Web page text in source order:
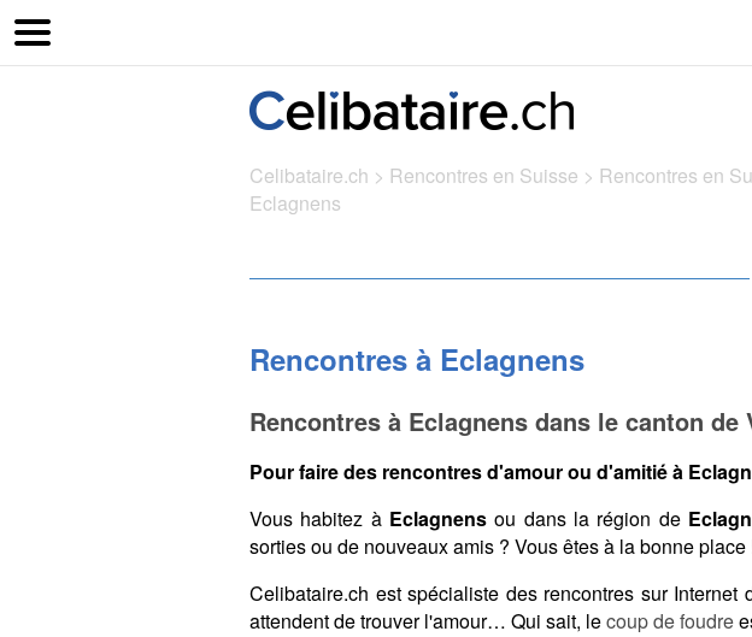
Celibataire.ch > Rencontres en Suisse > Rencontres en
Eclagnens
Rencontres à Eclagnens
Rencontres à Eclagnens dans le canton de
Pour faire des rencontres d'amour ou d'amitié à
Vous habitez à Eclagnens ou dans la région de
sorties ou de nouveaux amis ? Vous êtes à la bonne place
Celibataire.ch est spécialiste des rencontres sur
attendent de trouver l'amour… Qui sait, lecoup de foudre